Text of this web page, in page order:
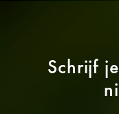
Schrijf